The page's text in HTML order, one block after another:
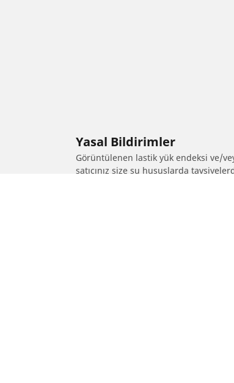
Yasal Bildirimler
Görüntülenen lastik yük endeksi ve/
satıcınız size şu hususlarda